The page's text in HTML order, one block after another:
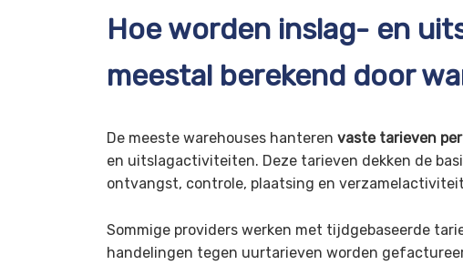
Hoe worden inslag- en
meestal berekend door
De meeste warehouses hanteren vaste tarieven
en uitslagactiviteiten. Deze tarieven dekken de
ontvangst, controle, plaatsing en
Sommige providers werken met tijdgebaseerde
handelingen tegen uurtarieven worden